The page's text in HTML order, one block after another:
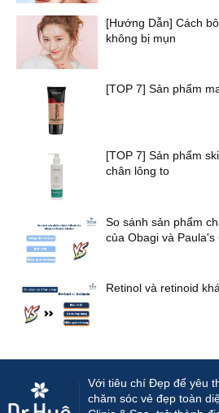
[Hướng Dẫn] Cách
không bị mụn
[TOP 7] Sản phẩm
[TOP 7] Sản phẩm
chân lông to
So sánh sản phẩm
của Obagi và Paula's
Retinol và retinoid
Với tiêu chí Đẹp để yêu
chăm sóc vẻ đẹp toàn